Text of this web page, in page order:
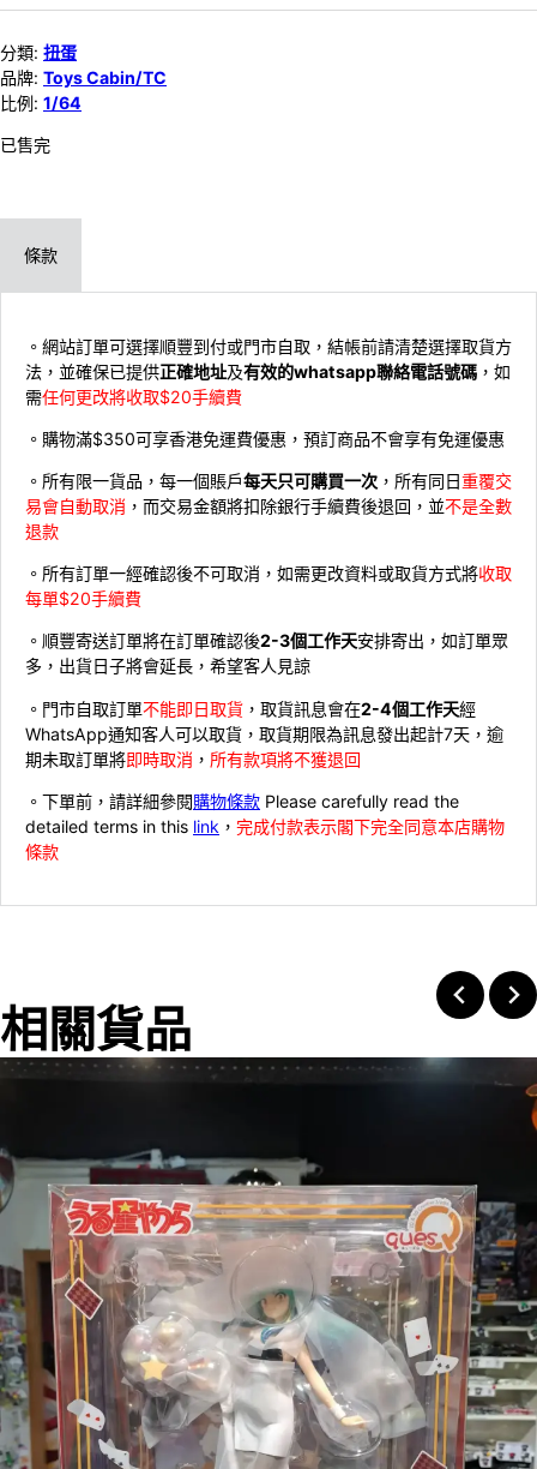
分類: 扭蛋
品牌: Toys Cabin/TC
比例: 1/64
已售完
條款
。網站訂單可選擇順豐到付或門市自取，結帳前請清楚選擇取貨方
法，並確保已提供正確地址及有效的whatsapp聯絡電話號碼 ，如
需任何更改將收取$20手續費
。購物滿$350可享香港免運費優惠，預訂商品不會享有免運優惠
。所有限一貨品，每一個賬戶每天只可購買一次 ，所有同日重覆交
易會自動取消 ，而交易金額將扣除銀行手續費後退回，並不是全數
退款
。所有訂單一經確認後不可取消，如需更改資料或取貨方式將收取
每單$20手續費
。順豐寄送訂單將在訂單確認後2-3個工作天安排寄出，如訂單眾
多，出貨日子將會延長，希望客人見諒
。門市自取訂單不能即日取貨 ，取貨訊息會在2-4個工作天經
WhatsApp通知客人可以取貨，取貨期限為訊息發出起計7天，逾
期未取訂單將即時取消 ， 所有款項將不獲退回
。下單前，請詳細參閱購物條款 Please carefully read the
detailed terms in this link ， 完成付款表示閣下完全同意本店購物
條款
相關貨品